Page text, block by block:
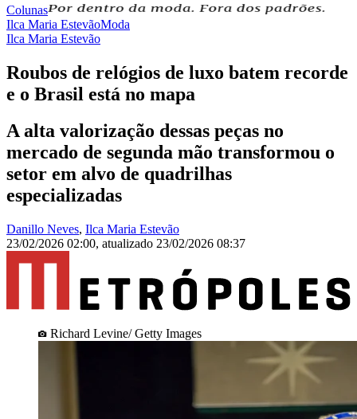
Colunas
Ilca Maria EstevãoModa
Ilca Maria Estevão
Roubos de relógios de luxo batem recorde
e o Brasil está no mapa
A alta valorização dessas peças no
mercado de segunda mão transformou o
setor em alvo de quadrilhas
especializadas
Danillo Neves, Ilca Maria Estevão
23/02/2026 02:00, atualizado 23/02/2026 08:37
Richard Levine/ Getty Images